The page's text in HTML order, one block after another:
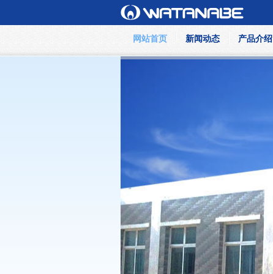
网站首页 新闻动态 产品介绍